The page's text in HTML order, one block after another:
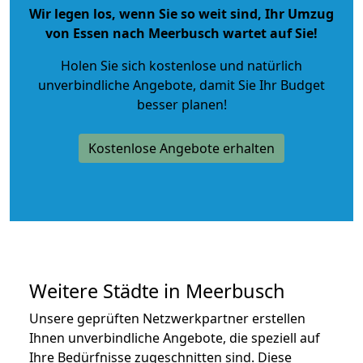
Wir legen los, wenn Sie so weit sind, Ihr Umzug
von Essen nach Meerbusch wartet auf Sie!
Holen Sie sich kostenlose und natürlich
unverbindliche Angebote, damit Sie Ihr Budget
besser planen!
Kostenlose Angebote erhalten
Weitere Städte in Meerbusch
Unsere geprüften Netzwerkpartner erstellen
Ihnen unverbindliche Angebote, die speziell auf
Ihre Bedürfnisse zugeschnitten sind. Diese